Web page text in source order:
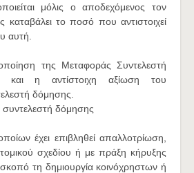
μόλις ο αποδεχόμενος τον
καταβάλει το ποσό που αντιστοιχεί
αυτή.
της Μεταφοράς Συντελεστή
και η αντίστοιχη αξίωση του
δόμησης.
δόμησης
έχει επιβληθεί απαλλοτρίωση,
σχεδίου ή με πράξη κήρυξης
τη δημιουργία κοινόχρηστων ή